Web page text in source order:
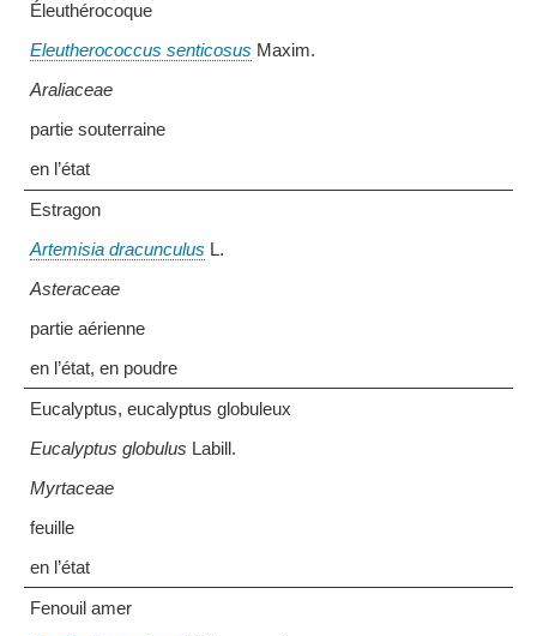
Éleuthérocoque
Eleutherococcus senticosus Maxim.
Araliaceae
partie souterraine
en l’état
Estragon
Artemisia dracunculus L.
Asteraceae
partie aérienne
en l’état, en poudre
Eucalyptus, eucalyptus globuleux
Eucalyptus globulus Labill.
Myrtaceae
feuille
en l’état
Fenouil amer